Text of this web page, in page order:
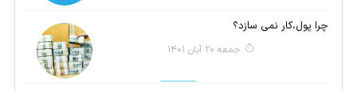
چرا پول،کار نمی سازد؟
جمعه 20 آبان 1401